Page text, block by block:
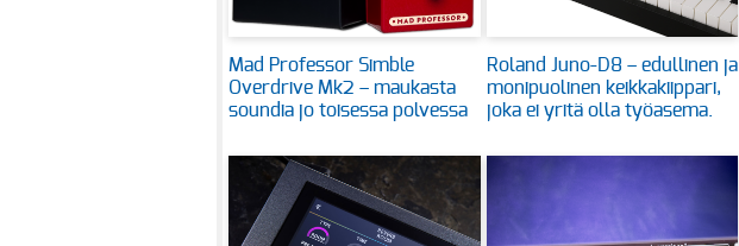
Mad Professor Simble
Overdrive Mk2 – maukasta
soundia jo toisessa polvessa
Roland Juno-D8 – edullinen ja
monipuolinen keikkakiippari,
joka ei yritä olla työasema.